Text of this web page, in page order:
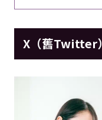
X（舊Twitter